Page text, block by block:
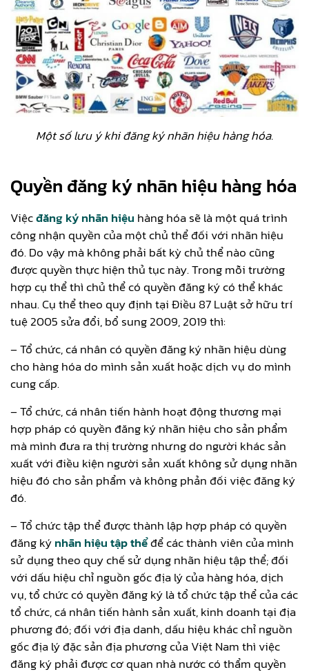
Một số lưu ý khi đăng ký nhãn hiệu hàng hóa.
Quyền đăng ký nhãn hiệu hàng hóa
Việcđăng ký nhãn hiệu hàng hóa sẽ là một quá trình
công nhận quyền của một chủ thể đối với nhãn hiệu
đó. Do vậy mà không phải bất kỳ chủ thể nào cũng
được quyền thực hiện thủ tục này. Trong mỗi trường
hợp cụ thể thì chủ thể có quyền đăng ký có thể khác
nhau. Cụ thể theo quy định tại Điều 87 Luật sở hữu trí
tuệ 2005 sửa đổi, bổ sung 2009, 2019 thì:
– Tổ chức, cá nhân có quyền đăng ký nhãn hiệu dùng
cho hàng hóa do mình sản xuất hoặc dịch vụ do mình
cung cấp.
– Tổ chức, cá nhân tiến hành hoạt động thương mại
hợp pháp có quyền đăng ký nhãn hiệu cho sản phẩm
mà mình đưa ra thị trường nhưng do người khác sản
xuất với điều kiện người sản xuất không sử dụng nhãn
hiệu đó cho sản phẩm và không phản đối việc đăng ký
đó.
– Tổ chức tập thể được thành lập hợp pháp có quyền
đăng kýnhãn hiệu tập thểđể các thành viên của mình
sử dụng theo quy chế sử dụng nhãn hiệu tập thể; đối
với dấu hiệu chỉ nguồn gốc địa lý của hàng hóa, dịch
vụ, tổ chức có quyền đăng ký là tổ chức tập thể của các
tổ chức, cá nhân tiến hành sản xuất, kinh doanh tại địa
phương đó; đối với địa danh, dấu hiệu khác chỉ nguồn
gốc địa lý đặc sản địa phương của Việt Nam thì việc
đăng ký phải được cơ quan nhà nước có thẩm quyền